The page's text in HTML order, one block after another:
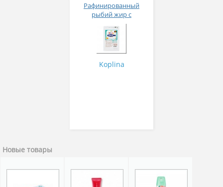
Рафинированный
рыбий жир с
витаминами A D E для
детей с ароматом
сочного апельсина 90
капсул на 30 дней
Koplina
Новые товары